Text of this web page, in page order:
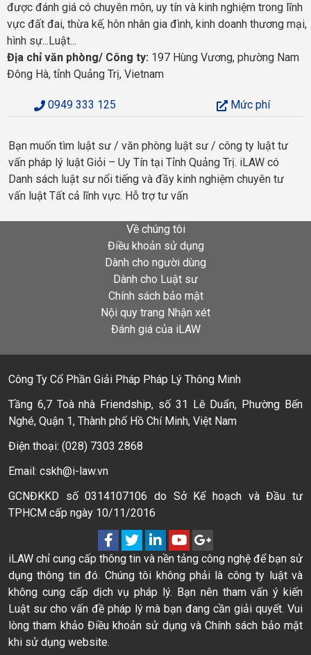
được đánh giá có chuyên môn, uy tín và kinh nghiệm trong lĩnh
vực đất đai, thừa kế, hôn nhân gia đình, kinh doanh thương mại,
hình sự...Luật...
Địa chỉ văn phòng/ Công ty: 197 Hùng Vương, phường Nam
Đông Hà, tỉnh Quảng Trị, Vietnam
0949 333 125 Mức phí
Bạn muốn tìm luật sư / văn phòng luật sư / công ty luật tư
vấn pháp lý luật Giỏi – Uy Tín tại Tỉnh Quảng Trị. iLAW có
Danh sách luật sư nổi tiếng và đầy kinh nghiệm chuyên tư
vấn luật Tất cả lĩnh vực. Hỗ trợ tư vấn
Về chúng tôi
Điều khoản sử dụng
Dành cho người dùng
Dành cho Luật sư
Chính sách bảo mật
Nội quy trang Nhận xét
Đánh giá của iLAW
Công Ty Cổ Phần Giải Pháp Pháp Lý Thông Minh
Tầng 6,7 Toà nhà Friendship, số 31 Lê Duẩn, Phường Bến
Nghé, Quận 1, Thành phố Hồ Chí Minh, Việt Nam
Điện thoại: (028) 7303 2868
Email: cskh@i-law.vn
GCNĐKKD số 0314107106 do Sở Kế hoạch và Đầu tư
TPHCM cấp ngày 10/11/2016
iLAW chỉ cung cấp thông tin và nền tảng công nghệ để bạn sử
dụng thông tin đó. Chúng tôi không phải là công ty luật và
không cung cấp dịch vụ pháp lý. Bạn nên tham vấn ý kiến
Luật sư cho vấn đề pháp lý mà bạn đang cần giải quyết. Vui
lòng tham khảo Điều khoản sử dụng và Chính sách bảo mật
khi sử dụng website.